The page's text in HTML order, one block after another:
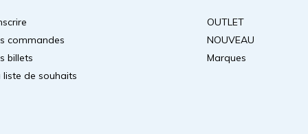
commandes
billets
liste de souhaits
OUTLET
NOUVEAU
Marques